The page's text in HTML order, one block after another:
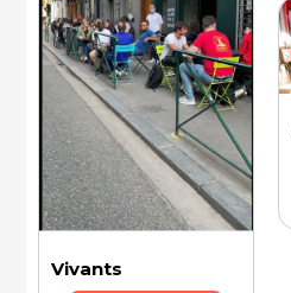
Vivants